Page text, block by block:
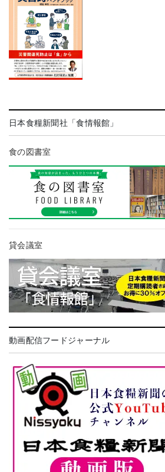
日本食糧新聞社「食情報館」
食の図書室
貸会議室
動画配信フードジャーナル